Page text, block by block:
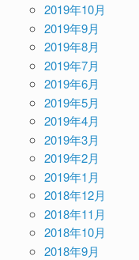
2019年10月
2019年9月
2019年8月
2019年7月
2019年6月
2019年5月
2019年4月
2019年3月
2019年2月
2019年1月
2018年12月
2018年11月
2018年10月
2018年9月